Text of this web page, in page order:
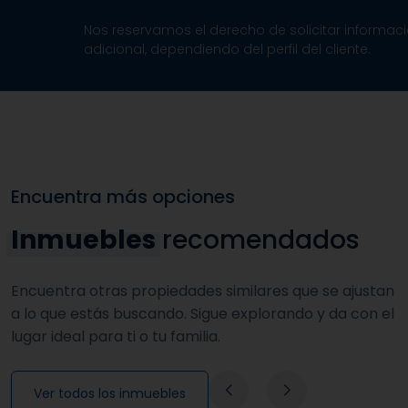
Nos reservamos el derecho de solicitar
adicional, dependiendo del perfil del cliente.
Encuentra más opciones
Inmuebles recomendados
Encuentra otras propiedades similares que se ajustan
a lo que estás buscando. Sigue explorando y da con el
lugar ideal para ti o tu familia.
Ver todos los inmuebles